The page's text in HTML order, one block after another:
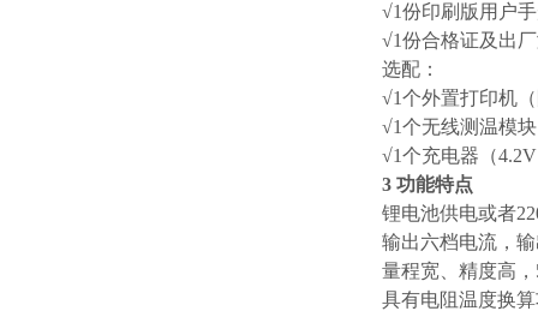
√1份印刷版用户
√1份合格证及出
选配：
√1个外置打印机
√1个无线测温模
√1个充电器（
3 功能特点
锂电池供电或者
输出六档电流，
量程宽、精度高
具有电阻温度换